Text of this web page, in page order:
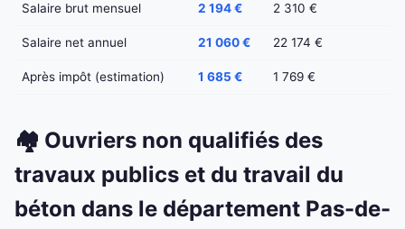
Salaire brut mensuel 2 194 € 2 310 €
Salaire net annuel 21 060 € 22 174 €
Après impôt (estimation) 1 685 € 1 769 €
🏘️ Ouvriers non qualifiés des
travaux publics et du travail du
béton dans le département Pas-de-